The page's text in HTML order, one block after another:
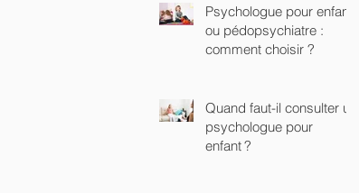
Psychologue pour enfant
ou pédopsychiatre :
comment choisir ?
Quand faut-il consulter un
psychologue pour
enfant ?